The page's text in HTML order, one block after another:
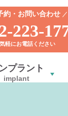
約・お問い合わせ
223-
軽にお電話ください
プラント
implant